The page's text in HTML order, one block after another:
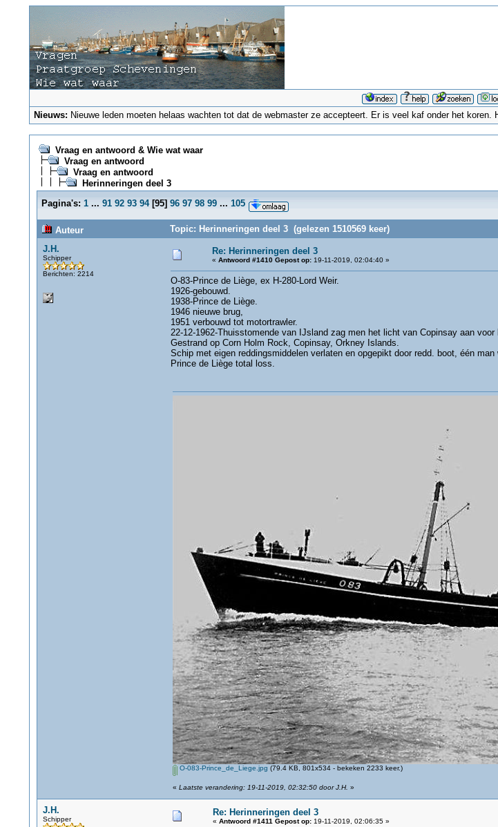
Nieuws: Nieuwe leden moeten helaas wachten tot dat de webmaster ze accepteert. Er is veel kaf onder het
Vraag en antwoord & Wie wat waar
Vraag en antwoord
Vraag en antwoord
Herinneringen deel 3
Pagina's: 1 ... 91 92 93 94[95] 96 97 98 99 ... 105
Auteur
Topic: Herinneringen deel 3 (gelezen 1510569 keer)
J.H.
Schipper
Berichten: 2214
Re: Herinneringen deel 3
« Antwoord #1410 Gepost op:19-11-2019, 02:04:40 »
O-83-Prince de Liège, ex H-280-Lord Weir.
1926-gebouwd.
1938-Prince de Liège.
1946 nieuwe brug,
1951 verbouwd tot motortrawler.
22-12-1962-Thuisstomende van IJsland zag men het licht van Copinsay aan
Gestrand op Corn Holm Rock, Copinsay, Orkney Islands.
Schip met eigen reddingsmiddelen verlaten en opgepikt door redd. boot, één
Prince de Liège total loss.
O-083-Prince_de_Liege.jpg (79.4 KB, 801x534 - bekeken 2233 keer.)
« Laatste verandering: 19-11-2019, 02:32:50 door J.H. »
J.H.
Schipper
Re: Herinneringen deel 3
« Antwoord #1411 Gepost op:19-11-2019, 02:06:35 »